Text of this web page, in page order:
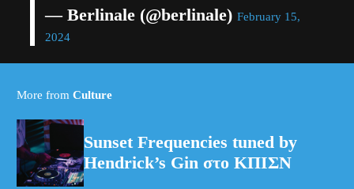
— Berlinale (@berlinale)February 15,
2024
More from Culture
Sunset Frequencies tuned by
Hendrick’s Gin στο ΚΠΙΣΝ